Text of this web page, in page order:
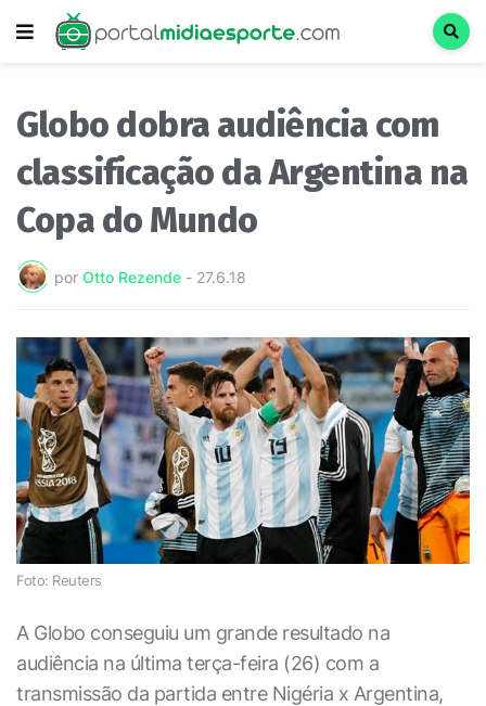
Globo dobra audiência com
classificação da Argentina na
Copa do Mundo
por Otto Rezende - 27.6.18
Foto: Reuters
A Globo conseguiu um grande resultado na
audiência na última terça-feira (26) com a
transmissão da partida entre Nigéria x Argentina,